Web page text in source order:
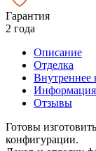
Гарантия
2 года
Описание
Отделка
Внутреннее
Информация
Отзывы
Готовы
конфигурации.